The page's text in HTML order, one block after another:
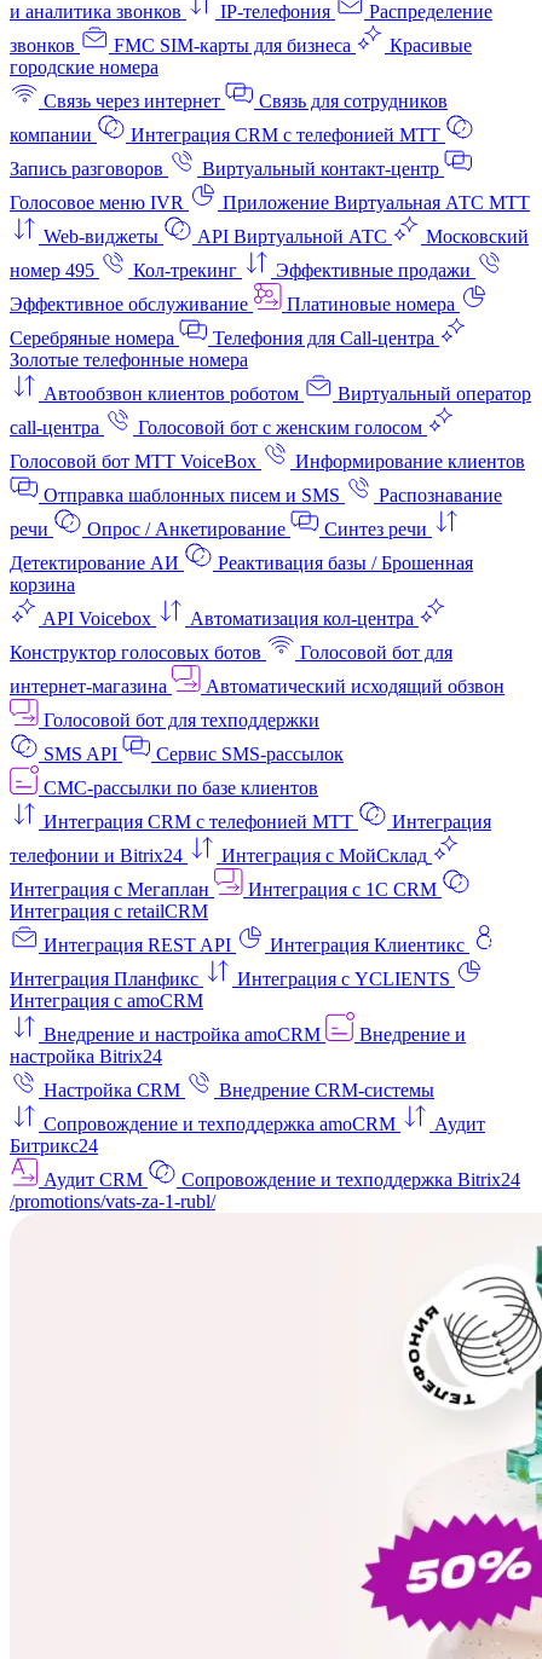
и аналитика звонков
IP-телефония
Распределение
звонков
FMC SIM-карты для бизнеса
Красивые
городские номера
Связь через интернет
Связь для сотрудников
компании
Интеграция CRM с телефонией МТТ
Запись разговоров
Виртуальный контакт‑центр
Голосовое меню IVR
Приложение Виртуальная АТС МТТ
Web-виджеты
API Виртуальной АТС
Московский
номер 495
Кол-трекинг
Эффективные продажи
Эффективное обслуживание
Платиновые номера
Серебряные номера
Телефония для Call-центра
Золотые телефонные номера
Автообзвон клиентов роботом
Виртуальный оператор
call-центра
Голосовой бот с женским голосом
Голосовой бот МТТ VoiceBox
Информирование клиентов
Отправка шаблонных писем и SMS
Распознавание
речи
Опрос / Анкетирование
Синтез речи
Детектирование АИ
Реактивация базы / Брошенная
корзина
API Voicebox
Автоматизация кол‑центра
Конструктор голосовых ботов
Голосовой бот для
интернет‑магазина
Автоматический исходящий обзвон
Голосовой бот для техподдержки
SMS API
Сервис SMS-рассылок
СМС-рассылки по базе клиентов
Интеграция CRM с телефонией МТТ
Интеграция
телефонии и Bitrix24
Интеграция с МойСклад
Интеграция с Мегаплан
Интеграция с 1C CRM
Интеграция с retailCRM
Интеграция REST API
Интеграция Клиентикс
Интеграция Планфикс
Интеграция с YCLIENTS
Интеграция с amoCRM
Внедрение и настройка amoCRM
Внедрение и
настройка Bitrix24
Настройка CRM
Внедрение CRM-системы
Сопровождение и техподдержка amoCRM
Аудит
Битрикс24
Аудит CRM
Сопровождение и техподдержка Bitrix24
/promotions/vats-za-1-rubl/